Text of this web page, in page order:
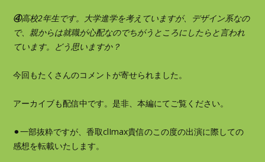
④高校2年生です。大学進学を考えていますが、デザイン系なの
で、親からは就職が心配なのでちがうところにしたらと言われ
ています。どう思いますか？
今回もたくさんのコメントが寄せられました。
アーカイブも配信中です。是非、本編にてご覧ください。
⚫︎一部抜粋ですが、香取clImax貴信のこの度の出演に際しての
感想を転載いたします。